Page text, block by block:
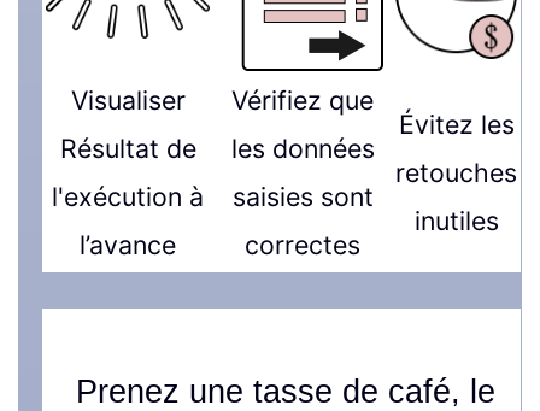
Visualiser
Résultat de
l'exécution à
l’avance
Vérifiez que
les données
saisies sont
correctes
Évitez les
retouches
inutiles
Prenez une tasse de café, le